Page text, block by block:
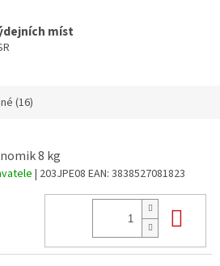
míst
(16)
8 kg
| 203JPE08 EAN: 3838527081823